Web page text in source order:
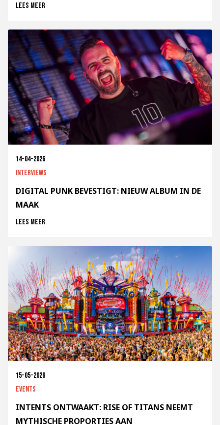
Lees meer
14-04-2026
Interviews
DIGITAL PUNK BEVESTIGT: NIEUW ALBUM IN DE
MAAK
Lees meer
15-05-2026
Events
INTENTS ONTWAAKT: RISE OF TITANS NEEMT
MYTHISCHE PROPORTIES AAN